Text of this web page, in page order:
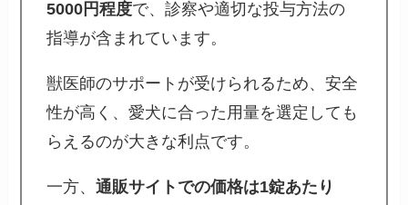
5000円程度で、診察や適切な投与方法の
指導が含まれています。
獣医師のサポートが受けられるため、安全
性が高く、愛犬に合った用量を選定しても
らえるのが大きな利点です。
一方、通販サイトでの価格は1錠あたり